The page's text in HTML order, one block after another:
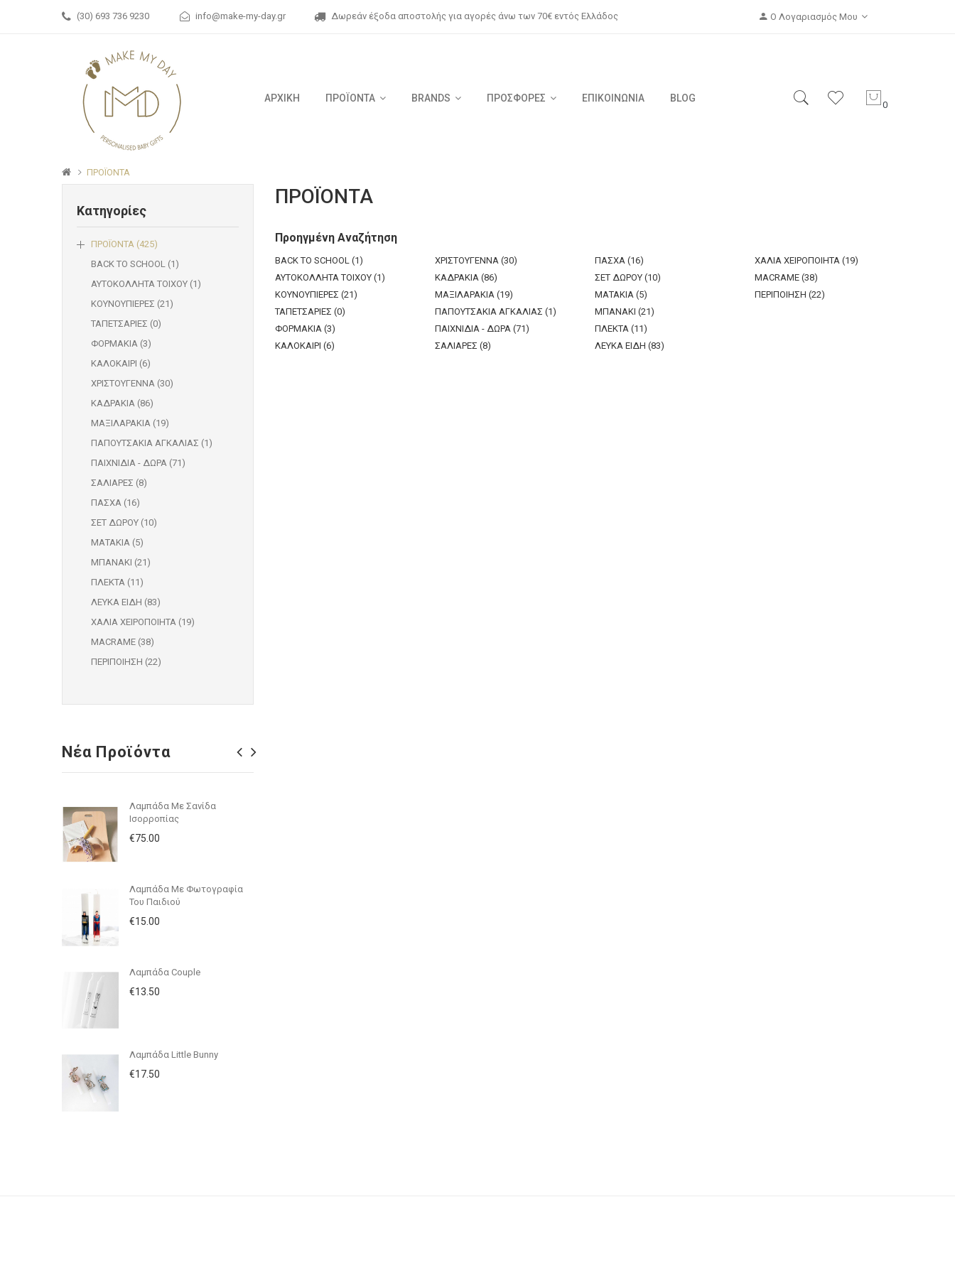
(30) 693 736 9230 info@make-my-day.gr Δωρεάν έξοδα αποστολής για αγορές άνω των 70€ εντός Ελλάδος Ο Λογαριασμός Μου
ΑΡΧΙΚΗ ΠΡΟΪΟΝΤΑ BRANDS ΠΡΟΣΦΟΡΕΣ ΕΠΙΚΟΙΝΩΝΙΑ BLOG
0
ΠΡΟΪΟΝΤΑ
Κατηγορίες
ΠΡΟΪΟΝΤΑ (425)
BACK TO SCHOOL (1)
ΑΥΤΟΚΟΛΛΗΤΑ ΤΟΙΧΟΥ (1)
ΚΟΥΝΟΥΠΙΕΡΕΣ (21)
ΤΑΠΕΤΣΑΡΙΕΣ (0)
ΦΟΡΜΑΚΙΑ (3)
ΚΑΛΟΚΑΙΡΙ (6)
ΧΡΙΣΤΟΥΓΕΝΝΑ (30)
ΚΑΔΡΑΚΙΑ (86)
ΜΑΞΙΛΑΡΑΚΙΑ (19)
ΠΑΠΟΥΤΣΑΚΙΑ ΑΓΚΑΛΙΑΣ (1)
ΠΑΙΧΝΙΔΙΑ - ΔΩΡΑ (71)
ΣΑΛΙΑΡΕΣ (8)
ΠΑΣΧΑ (16)
ΣΕΤ ΔΩΡΟΥ (10)
ΜΑΤΑΚΙΑ (5)
ΜΠΑΝΑΚΙ (21)
ΠΛΕΚΤΑ (11)
ΛΕΥΚΑ ΕΙΔΗ (83)
ΧΑΛΙΑ ΧΕΙΡΟΠΟΙΗΤΑ (19)
MACRAME (38)
ΠΕΡΙΠΟΙΗΣΗ (22)
Νέα Προϊόντα
Λαμπάδα Με Σανίδα
Ισορροπίας
€75.00
Λαμπάδα Με Φωτογραφία
Του Παιδιού
€15.00
Λαμπάδα Couple
€13.50
Λαμπάδα Little Bunny
€17.50
ΠΡΟΪΟΝΤΑ
Προηγμένη Αναζήτηση
BACK TO SCHOOL (1)
ΑΥΤΟΚΟΛΛΗΤΑ ΤΟΙΧΟΥ (1)
ΚΟΥΝΟΥΠΙΕΡΕΣ (21)
ΤΑΠΕΤΣΑΡΙΕΣ (0)
ΦΟΡΜΑΚΙΑ (3)
ΚΑΛΟΚΑΙΡΙ (6)
ΧΡΙΣΤΟΥΓΕΝΝΑ (30)
ΚΑΔΡΑΚΙΑ (86)
ΜΑΞΙΛΑΡΑΚΙΑ (19)
ΠΑΠΟΥΤΣΑΚΙΑ ΑΓΚΑΛΙΑΣ (1)
ΠΑΙΧΝΙΔΙΑ - ΔΩΡΑ (71)
ΣΑΛΙΑΡΕΣ (8)
ΠΑΣΧΑ (16)
ΣΕΤ ΔΩΡΟΥ (10)
ΜΑΤΑΚΙΑ (5)
ΜΠΑΝΑΚΙ (21)
ΠΛΕΚΤΑ (11)
ΛΕΥΚΑ ΕΙΔΗ (83)
ΧΑΛΙΑ ΧΕΙΡΟΠΟΙΗΤΑ (19)
MACRAME (38)
ΠΕΡΙΠΟΙΗΣΗ (22)